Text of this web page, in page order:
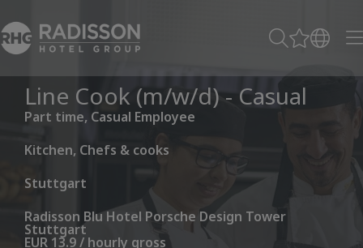
Line Cook (m/w/d) - Casual
EUR 13.9 / hourly gross
Part time, Casual Employee
Kitchen, Chefs & cooks
Stuttgart
Radisson Blu Hotel Porsche Design Tower
Stuttgart